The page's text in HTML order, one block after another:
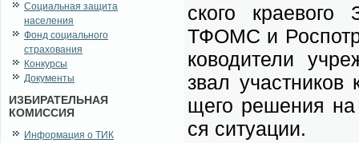
Социальная защита
населения
Фонд социального
страхования
Конкурсы
Документы
ИЗБИРАТЕЛЬНАЯ
КОМИССИЯ
Информация о ТИК
ско­го кра­е­во­го
ТФОМС и
ко­во­ди­те­ли
звал
ще­го ре­ше­ния на
ся си­ту­а­ции.